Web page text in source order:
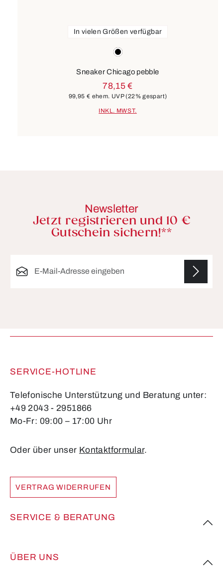
schwarz
In vielen Größen verfügbar
Sneaker Chicago pebble
78,15 €
99,95 € ehem. UVP(22% gespart)
INKL. MWST.
Newsletter
Jetzt registrieren und 10 €
Gutschein sichern!**
SERVICE-HOTLINE
Telefonische Unterstützung und Beratung unter:
+49 2043 - 2951866
Mo-Fr: 09:00 – 17:00 Uhr
Oder über unser Kontaktformular.
VERTRAG WIDERRUFEN
SERVICE & BERATUNG
ÜBER UNS